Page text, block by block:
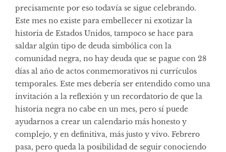
precisamente por eso todavía se sigue celebrando.
Este mes no existe para embellecer ni exotizar la
historia de Estados Unidos, tampoco se hace para
saldar algún tipo de deuda simbólica con la
comunidad negra, no hay deuda que se pague con 28
días al año de actos conmemorativos ni currículos
temporales. Este mes debería ser entendido como una
invitación a la reflexión y un recordatorio de que la
historia negra no cabe en un mes, pero sí puede
ayudarnos a crear un calendario más honesto y
complejo, y en definitiva, más justo y vivo. Febrero
pasa, pero queda la posibilidad de seguir conociendo